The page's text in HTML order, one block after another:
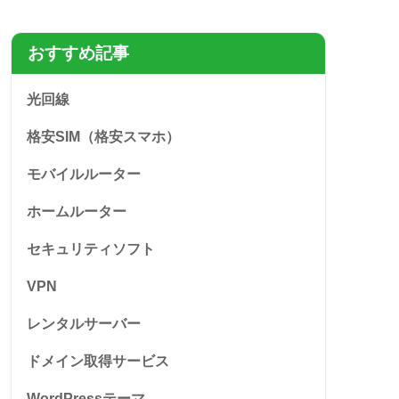
おすすめ記事
光回線
格安SIM（格安スマホ）
モバイルルーター
ホームルーター
セキュリティソフト
VPN
レンタルサーバー
ドメイン取得サービス